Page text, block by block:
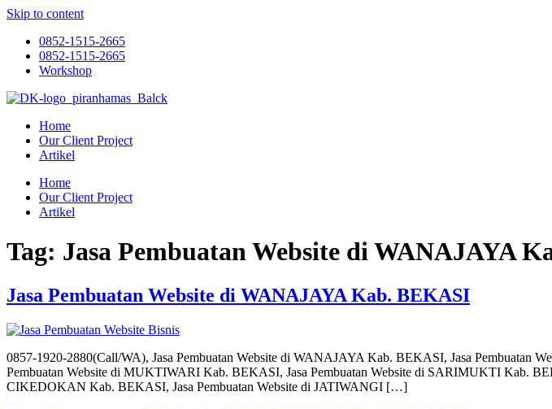
Skip to content
0852-1515-2665
0852-1515-2665
Workshop
Home
Our Client Project
Artikel
Home
Our Client Project
Artikel
Tag: Jasa Pembuatan Website di WANAJAYA
Jasa Pembuatan Website di WANAJAYA Kab. BEKASI
0857-1920-2880(Call/WA), Jasa Pembuatan Website di WANAJAYA Kab. BEKASI, Jasa
Pembuatan Website di MUKTIWARI Kab. BEKASI, Jasa Pembuatan Website di SARIMUKTI Kab.
CIKEDOKAN Kab. BEKASI, Jasa Pembuatan Website di JATIWANGI […]